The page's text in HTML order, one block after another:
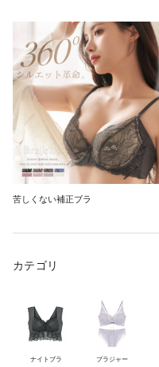
苦しくない補正ブラ
カテゴリ
ナイトブラ ブラジャー